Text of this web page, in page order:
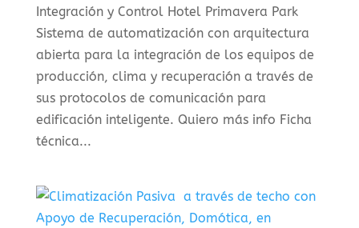
Integración y Control Hotel Primavera Park
Sistema de automatización con arquitectura
abierta para la integración de los equipos de
producción, clima y recuperación a través de
sus protocolos de comunicación para
edificación inteligente. Quiero más info Ficha
técnica...